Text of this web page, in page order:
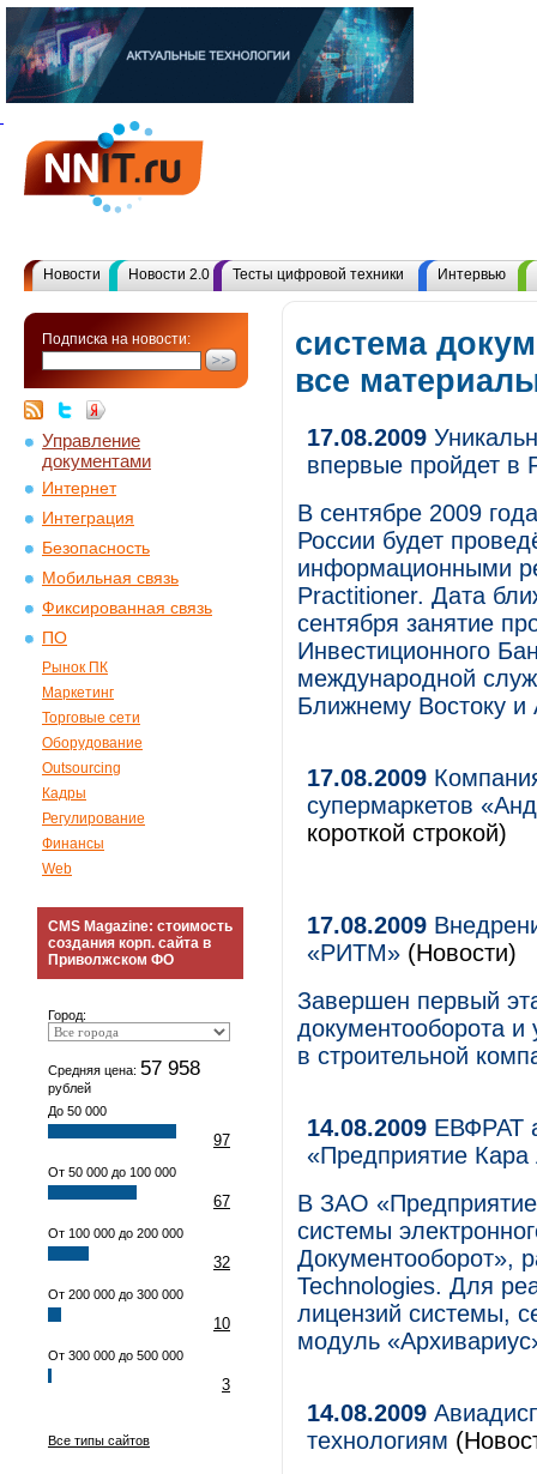
Новости Новости 2.0 Тесты цифровой техники Интервью
Подписка на новости:
Управление
документами
Интернет
Интеграция
Безопасность
Мобильная связь
Фиксированная связь
ПО
Рынок ПК
Маркетинг
Торговые сети
Оборудование
Outsourcing
Кадры
Регулирование
Финансы
Web
CMS Magazine: стоимость
создания корп. сайта в
Приволжском ФО
Город:
Средняя цена: 57 958
рублей
До 50 000
97
От 50 000 до 100 000
67
От 100 000 до 200 000
32
От 200 000 до 300 000
10
От 300 000 до 500 000
3
Все типы сайтов
система
все
17.08.2009
впервые пройдет в
В сентябре 2009
России будет
информационными
Practitioner. Дата
сентября занятие
Инвестиционного
международной
Ближнему Востоку
17.08.2009
супермаркетов
короткой строкой)
17.08.2009
«РИТМ» (Новости)
Завершен первый
документооборота
в строительной
14.08.2009 ЕВФРАТ
«Предприятие
В ЗАО
системы
Документооборот»,
Technologies. Для
лицензий системы,
модуль
14.08.2009
технологиям